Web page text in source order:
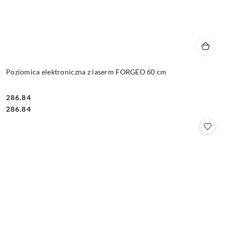
Poziomica elektroniczna z laserm FORGEO 60 cm
Cena:
286.84
Cena:
286.84